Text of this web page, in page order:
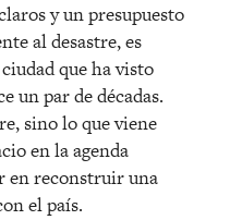
y un presupuesto
al desastre, es
que ha visto
un par de décadas.
sino lo que viene
en la agenda
en reconstruir una
el país.